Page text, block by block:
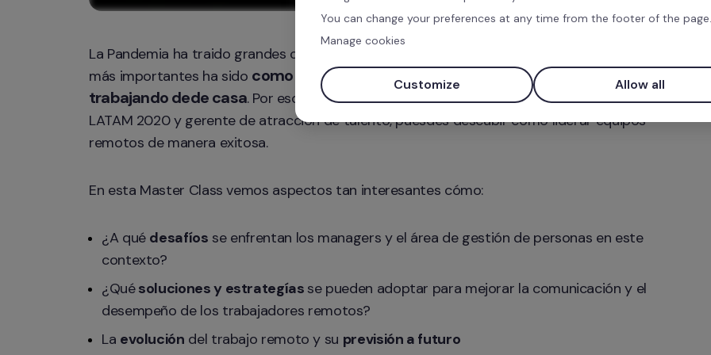
La Pandemia ha traido grandes cambios y nuevos retos para las organizaciones. Uno de los
más importantes ha sido como gestionar los equipos y las personas que están
trabajando dede casa. Por eso, en esta Master Class con Jahir Lopez, Linkedin Top Voice
LATAM 2020 y gerente de atracción de talento, puesdes descubir cómo liderar equipos
remotos de manera exitosa.
En esta Master Class vemos aspectos tan interesantes cómo:
¿A qué desafíos se enfrentan los managers y el área de gestión de personas en este
contexto?
¿Qué soluciones y estrategías se pueden adoptar para mejorar la comunicación y el
desempeño de los trabajadores remotos?
La evolución del trabajo remoto y su previsión a futuro
You can change your preferences at any time from the footer of the page.
Manage cookies
Customize Allow all